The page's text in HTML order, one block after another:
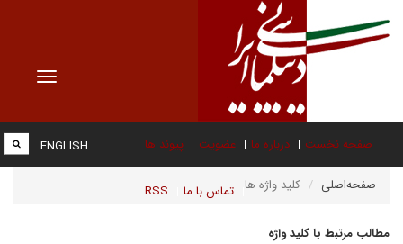
Toggle
صفحه نخست درباره ما عضویت پیوند ها
تماس با ما RSS
ENGLISH
صفحه‌اصلی کلید واژه ها
مطالب مرتبط با کلید واژه